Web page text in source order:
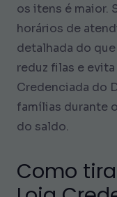
os itens é maior.
horários de
detalhada do
reduz filas e
Credenciada do
famílias durante
do saldo.
Como